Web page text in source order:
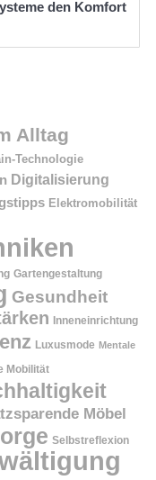
den Komfort
Alltag
Technologie
Digitalisierung
Elektromobilität
Gartengestaltung
Gesundheit
Inneneinrichtung
Luxusmode Mentale
Mobilität
Möbel
Selbstreflexion